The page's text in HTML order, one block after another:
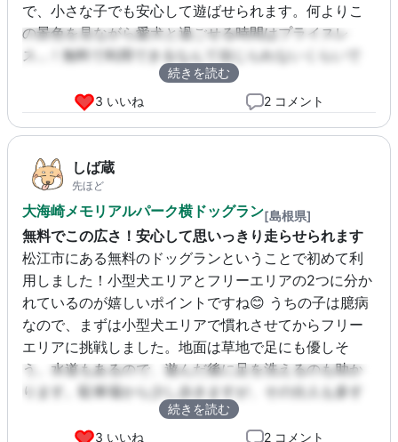
で、小さな子でも安心して遊ばせられます。何よりこ
の景色を見ながら愛犬と過ごせる時間はプライスレ
ス…！無料で利用できるなんて信じられないくらいで
す。ドライブがてらまた絶対に来ます🚗💨
続きを読む
3 いいね
2 コメント
しば蔵
先ほど
大海崎メモリアルパーク横ドッグラン[島根県]
無料でこの広さ！安心して思いっきり走らせられます
松江市にある無料のドッグランということで初めて利
用しました！小型犬エリアとフリーエリアの2つに分か
れているのが嬉しいポイントですね😊 うちの子は臆病
なので、まずは小型犬エリアで慣れさせてからフリー
エリアに挑戦しました。地面は草地で足にも優しそ
う。水道もあるので、遊んだ後に足を洗えるのも助か
ります。駐車場から少し歩きますが、その分人も多す
ぎず、のびのびと過ごせました🍀
続きを読む
3 いいね
2 コメント